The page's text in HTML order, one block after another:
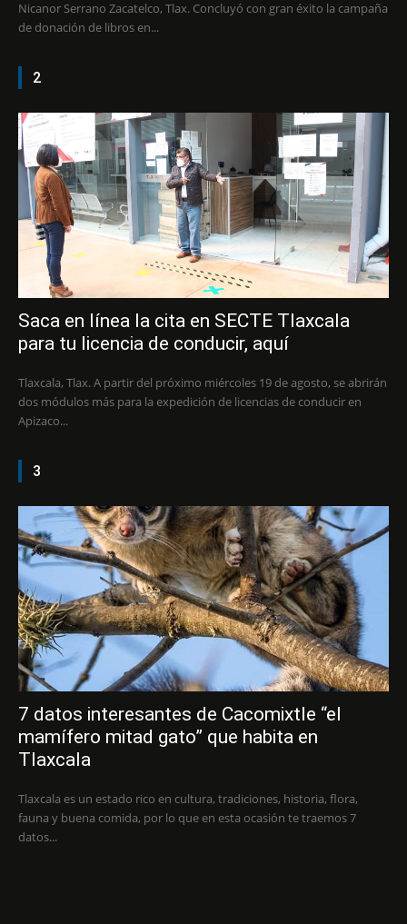
Nicanor Serrano Zacatelco, Tlax. Concluyó con gran éxito la campaña
de donación de libros en...
2
Saca en línea la cita en SECTE Tlaxcala
para tu licencia de conducir, aquí
Tlaxcala, Tlax. A partir del próximo miércoles 19 de agosto, se abrirán
dos módulos más para la expedición de licencias de conducir en
Apizaco...
3
7 datos interesantes de Cacomixtle “el
mamífero mitad gato” que habita en
Tlaxcala
Tlaxcala es un estado rico en cultura, tradiciones, historia, flora,
fauna y buena comida, por lo que en esta ocasión te traemos 7
datos...